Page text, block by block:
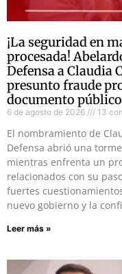
¡La seguridad en
procesada!
Defensa a Claudia
presunto fraude
documento público
6 de agosto de 2026 13
El nombramiento de
Defensa abrió una
mientras enfrenta un
relacionados con su
fuertes
nuevo gobierno y la
Leer más »